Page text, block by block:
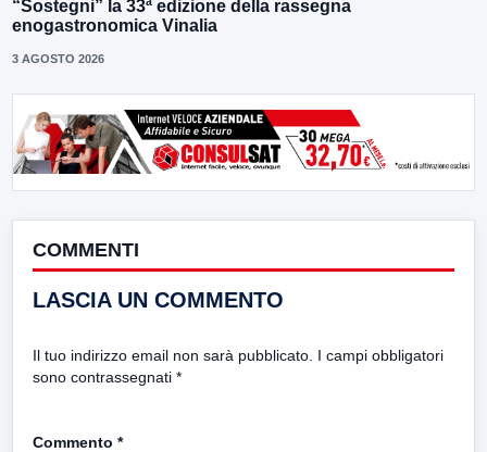
“Sostegni” la 33ª edizione della rassegna
enogastronomica Vinalia
3 AGOSTO 2026
COMMENTI
LASCIA UN COMMENTO
Il tuo indirizzo email non sarà pubblicato. I campi obbligatori
sono contrassegnati *
Commento *